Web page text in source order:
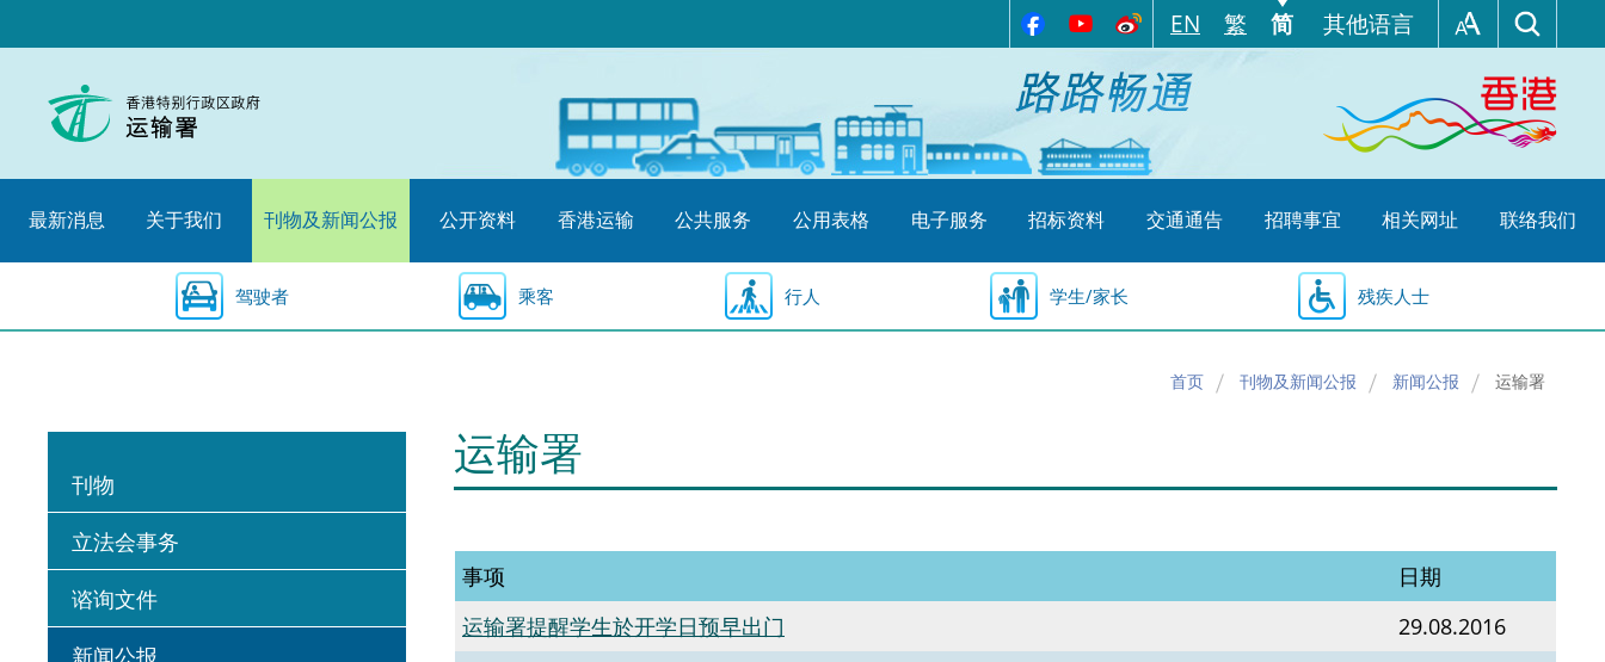
至
始
EN 繁 简 其他语言
最新消息 关于我们 刊物及新闻公报 公开资料 香港运输 公共服务 公用表格 电子服务 招标资料 交通通告 招聘事宜 相关网址 联络我们
驾驶者 乘客 行人 学生/家长 残疾人士
首页 刊物及新闻公报 新闻公报 运输署
刊物
立法会事务
谘询文件
新闻公报
运输署
事项
日期
运输署提醒学生於开学日预早出门
29.08.2016